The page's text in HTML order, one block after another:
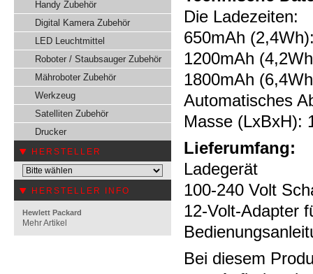
Handy Zubehör
Digital Kamera Zubehör
LED Leuchtmittel
Roboter / Staubsauger Zubehör
Mähroboter Zubehör
Werkzeug
Satelliten Zubehör
Drucker
HERSTELLER
HERSTELLER INFO
Hewlett Packard
Mehr Artikel
Die Ladezeiten:
650mAh
1200mAh
1800mAh
Automatisches
Masse (LxBxH):
Lieferumfang:
Ladegerät
100-240 Volt
12-Volt-Adapter
Bei diesem